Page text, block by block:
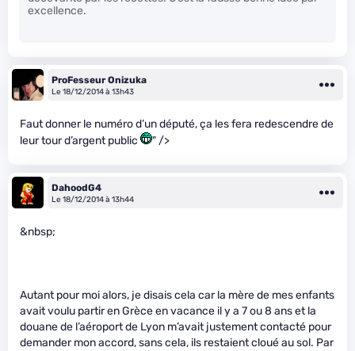
excellence.
ProFesseur Onizuka
Le 18/12/2014 à 13h43
Faut donner le numéro d’un député, ça les fera redescendre de
leur tour d’argent public
" />
DahoodG4
Le 18/12/2014 à 13h44
&nbsp;
Autant pour moi alors, je disais cela car la mère de mes enfants
avait voulu partir en Grèce en vacance il y a 7 ou 8 ans et la
douane de l’aéroport de Lyon m’avait justement contacté pour
demander mon accord, sans cela, ils restaient cloué au sol. Par